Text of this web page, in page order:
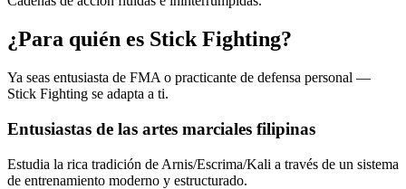
¿Para quién es Stick Fighting?
Ya seas entusiasta de FMA o practicante de defensa personal —
Stick Fighting se adapta a ti.
Entusiastas de las artes marciales filipinas
Estudia la rica tradición de Arnis/Escrima/Kali a través de un sistema
de entrenamiento moderno y estructurado.